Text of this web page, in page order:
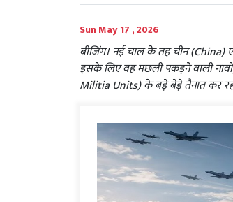
Sun May 17 , 2026
बीजिंग। नई चाल के तह चीन (China)
इसके लिए वह मछली पकड़ने वाली
Militia Units) के बड़े बेड़े तैनात कर